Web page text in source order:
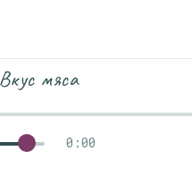
мяса
0:00